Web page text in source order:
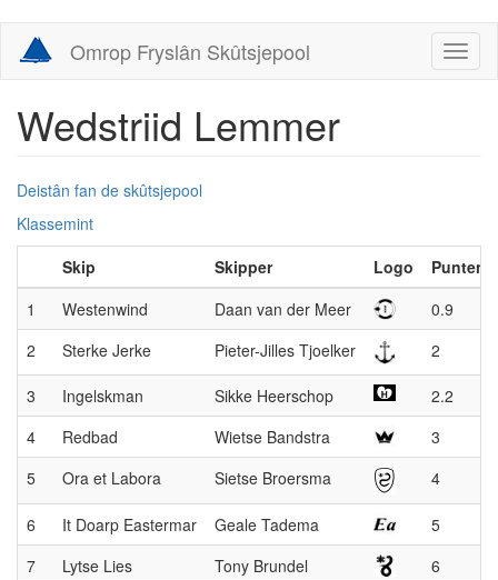
main
Omrop Fryslân Skûtsjepool
Wedstriid Lemmer
Deistân fan de skûtsjepool
Klassemint
Skip
Skipper Logo
Punten
1
Westenwind Daan van der Meer
0.9
2
Sterke Jerke Pieter-Jilles Tjoelker 2
3 Ingelskman Sikke Heerschop
2.2
4
Redbad Wietse Bandstra
3
5
Ora et Labora Sietse Broersma 4
6 It Doarp Eastermar Geale Tadema
5
7
Lytse Lies Tony Brundel
6